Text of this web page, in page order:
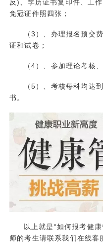
反)、学历证书复印件、工
免冠证件照四张；
（3）、办理报名预交
证和试卷；
（4）、参加理论考核
（5）、考核每科均达
书。
以上就是“如何报考健
师的考生请联系我们在线客